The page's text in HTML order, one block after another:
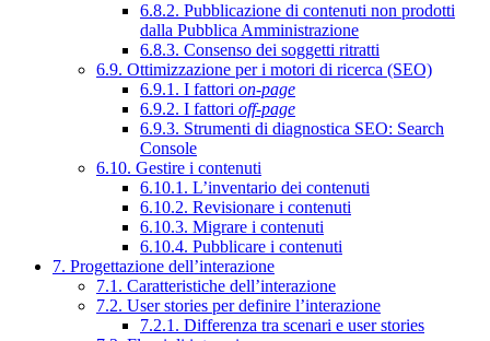
6.8.2. Pubblicazione di contenuti non prodotti
dalla Pubblica Amministrazione
6.8.3. Consenso dei soggetti ritratti
6.9. Ottimizzazione per i motori di ricerca (SEO)
6.9.1. I fattori on-page
6.9.2. I fattori off-page
6.9.3. Strumenti di diagnostica SEO: Search
Console
6.10. Gestire i contenuti
6.10.1. L’inventario dei contenuti
6.10.2. Revisionare i contenuti
6.10.3. Migrare i contenuti
6.10.4. Pubblicare i contenuti
7. Progettazione dell’interazione
7.1. Caratteristiche dell’interazione
7.2. User stories per definire l’interazione
7.2.1. Differenza tra scenari e user stories